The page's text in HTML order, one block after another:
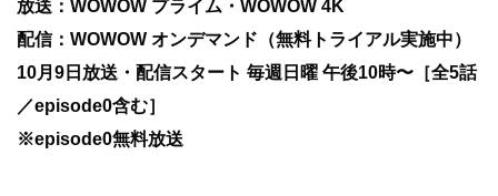
放送：WOWOW プライム・WOWOW 4K
配信：WOWOW オンデマンド（無料トライアル実施中）
10月9日放送・配信スタート 毎週日曜 午後10時〜［全5話
／episode0含む］
※episode0無料放送